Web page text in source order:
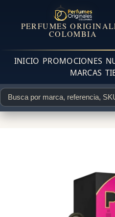
PERFUMES
COLOMBIA
INICIO PROMOCIONES
MARCAS